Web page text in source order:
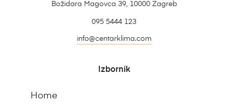
Božidara Magovca 39, 10000 Zagreb
095 5444 123
info@centarklima.com
Izbornik
Home